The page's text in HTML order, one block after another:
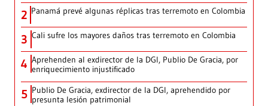
2 Panamá prevé algunas réplicas tras terremoto en Colombia
3 Cali sufre los mayores daños tras terremoto en Colombia
4 Aprehenden al exdirector de la DGI, Publio De Gracia, por
enriquecimiento injustificado
5 Publio De Gracia, exdirector de la DGI, aprehendido por
presunta lesión patrimonial